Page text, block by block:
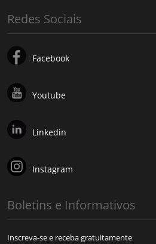
Redes Sociais
Facebook
Youtube
Linkedin
Instagram
Boletins e Informativos
Inscreva-se e receba gratuitamente